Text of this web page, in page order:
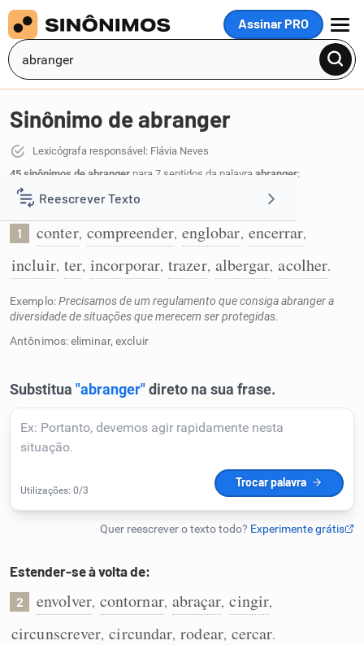
Assinar PRO
MENU
Reescrever Texto
Resumir Texto
Detector de IA
Humanizador de IA
Caça-palavras
Sinônimo de abranger
Lexicógrafa responsável: Flávia Neves
45 sinônimos de abranger para 7 sentidos da palavra abranger:
Conter em si:
1 conter, compreender, englobar, encerrar,
incluir, ter, incorporar, trazer, albergar, acolher.
Exemplo:Precisamos de um regulamento que consiga abranger a
diversidade de situações que merecem ser protegidas.
Antônimos: eliminar, excluir
Estender-se à volta de:
2 envolver, contornar, abraçar, cingir,
circunscrever, circundar, rodear, cercar.